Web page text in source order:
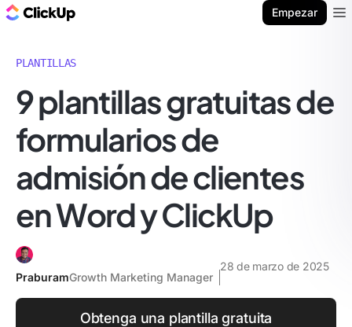
Empezar
PLANTILLAS
9 plantillas gratuitas de
formularios de
admisión de clientes
en Word y ClickUp
PraburamGrowth Marketing Manager
28 de marzo de 2025
Obtenga una plantilla gratuita